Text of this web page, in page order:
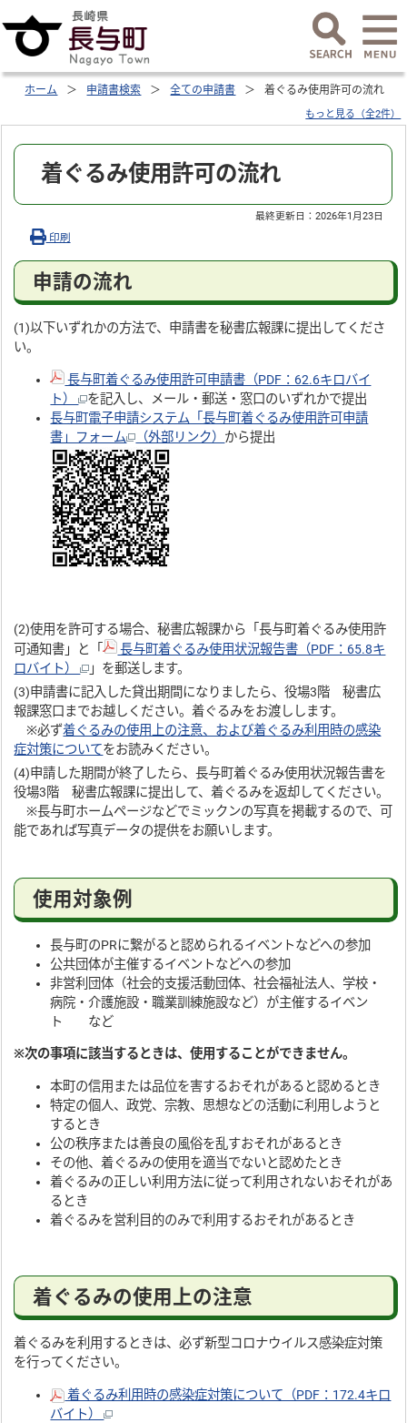
ホーム 申請書検索 全ての申請書 着ぐるみ使用許可の流れ
もっと見る（全2件）
着ぐるみ使用許可の流れ
最終更新日：2026年1月23日
印刷
申請の流れ
(1)以下いずれかの方法で、申請書を秘書広報課に提出してくださ
い。
長与町着ぐるみ使用許可申請書（PDF：62.6キロバイ
ト）
を記入し、メール・郵送・窓口のいずれかで提出
長与町電子申請システム「長与町着ぐるみ使用許可申請
書」フォーム
（外部リンク） から提出
(2)使用を許可する場合、秘書広報課から「長与町着ぐるみ使用許
可通知書」と「
長与町着ぐるみ使用状況報告書（PDF：65.8キ
ロバイト）
」を郵送します。
(3)申請書に記入した貸出期間になりましたら、役場3階 秘書広
報課窓口までお越しください。着ぐるみをお渡しします。
※必ず着ぐるみの使用上の注意、および着ぐるみ利用時の感染
症対策についてをお読みください。
(4)申請した期間が終了したら、長与町着ぐるみ使用状況報告書を
役場3階 秘書広報課に提出して、着ぐるみを返却してください。
※長与町ホームページなどでミックンの写真を掲載するので、可
能であれば写真データの提供をお願いします。
使用対象例
長与町のPRに繋がると認められるイベントなどへの参加
公共団体が主催するイベントなどへの参加
非営利団体（社会的支援活動団体、社会福祉法人、学校・
病院・介護施設・職業訓練施設など）が主催するイベン
ト など
※次の事項に該当するときは、使用することができません。
本町の信用または品位を害するおそれがあると認めるとき
特定の個人、政党、宗教、思想などの活動に利用しようと
するとき
公の秩序または善良の風俗を乱すおそれがあるとき
その他、着ぐるみの使用を適当でないと認めたとき
着ぐるみの正しい利用方法に従って利用されないおそれがあ
るとき
着ぐるみを営利目的のみで利用するおそれがあるとき
着ぐるみの使用上の注意
着ぐるみを利用するときは、必ず新型コロナウイルス感染症対策
を行ってください。
着ぐるみ利用時の感染症対策について（PDF：172.4キロ
バイト）